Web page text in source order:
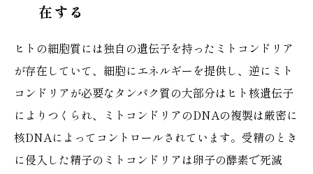
在する
ヒトの細胞質には独自の遺伝子を持ったミトコンドリア
が存在していて、細胞にエネルギーを提供し、逆にミト
コンドリアが必要なタンパク質の大部分はヒト核遺伝子
によりつくられ、ミトコンドリアのDNAの複製は厳密に
核DNAによってコントロールされています。受精のとき
に侵入した精子のミトコンドリアは卵子の酵素で死滅